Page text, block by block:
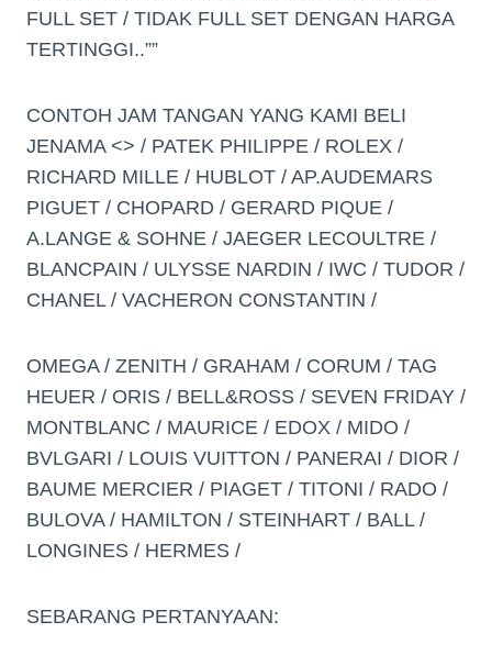
FULL SET / TIDAK FULL SET DENGAN HARGA
TERTINGGI..””
CONTOH JAM TANGAN YANG KAMI BELI
JENAMA <> / PATEK PHILIPPE / ROLEX /
RICHARD MILLE / HUBLOT / AP.AUDEMARS
PIGUET / CHOPARD / GERARD PIQUE /
A.LANGE & SOHNE / JAEGER LECOULTRE /
BLANCPAIN / ULYSSE NARDIN / IWC / TUDOR /
CHANEL / VACHERON CONSTANTIN /
OMEGA / ZENITH / GRAHAM / CORUM / TAG
HEUER / ORIS / BELL&ROSS / SEVEN FRIDAY /
MONTBLANC / MAURICE / EDOX / MIDO /
BVLGARI / LOUIS VUITTON / PANERAI / DIOR /
BAUME MERCIER / PIAGET / TITONI / RADO /
BULOVA / HAMILTON / STEINHART / BALL /
LONGINES / HERMES /
SEBARANG PERTANYAAN: